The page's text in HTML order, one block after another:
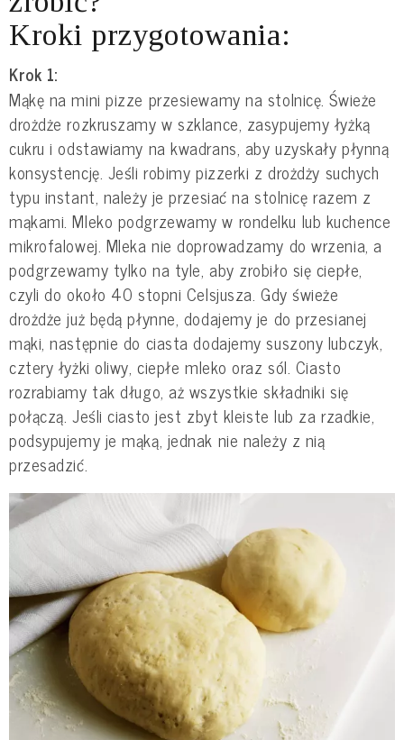
Kroki przygotowania:
Krok 1:
Mąkę na mini pizze przesiewamy na stolnicę. Świeże
drożdże rozkruszamy w szklance, zasypujemy łyżką
cukru i odstawiamy na kwadrans, aby uzyskały płynną
konsystencję. Jeśli robimy pizzerki z drożdży suchych
typu instant, należy je przesiać na stolnicę razem z
mąkami. Mleko podgrzewamy w rondelku lub kuchence
mikrofalowej. Mleka nie doprowadzamy do wrzenia, a
podgrzewamy tylko na tyle, aby zrobiło się ciepłe,
czyli do około 40 stopni Celsjusza. Gdy świeże
drożdże już będą płynne, dodajemy je do przesianej
mąki, następnie do ciasta dodajemy suszony lubczyk,
cztery łyżki oliwy, ciepłe mleko oraz sól. Ciasto
rozrabiamy tak długo, aż wszystkie składniki się
połączą. Jeśli ciasto jest zbyt kleiste lub za rzadkie,
podsypujemy je mąką, jednak nie należy z nią
przesadzić.